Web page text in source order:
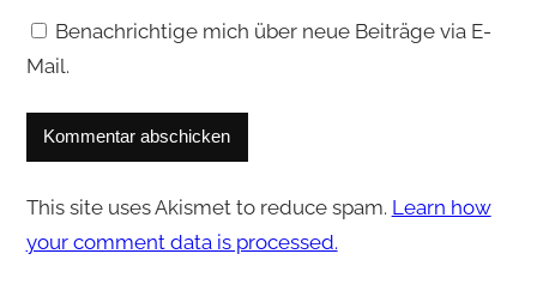
Benachrichtige mich über neue Beiträge via E-
Mail.
This site uses Akismet to reduce spam. Learn how
your comment data is processed.